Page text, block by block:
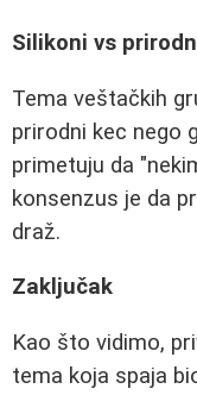
Silikoni vs
Tema veštačkih
prirodni kec nego
primetuju da
konsenzus je da
draž.
Zaključak
Kao što vidimo,
tema koja spaja